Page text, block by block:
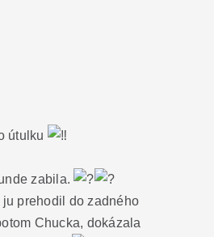
útulku
zabila.
prehodil do zadného
Chucka, dokázala